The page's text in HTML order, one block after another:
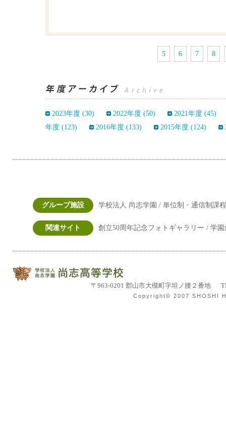
5 6 7 8
2023年度 (30) 2022年度 (50)
2021年度 (45)
年度 (123)
2016年度 (133) 2015年度 (124)
グループ施設 学校法人 尚志学園 / 単位制・通信制課
関連サイト 創立50周年記念フォトギャラリー / 学
〒963-0201 郡山市大槻町字坦ノ腰２番地